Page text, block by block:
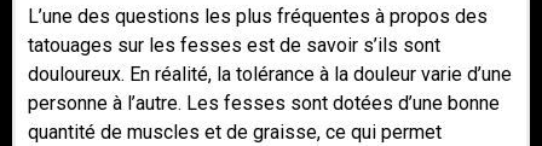
L’une des questions les plus fréquentes à propos des
tatouages sur les fesses est de savoir s’ils sont
douloureux. En réalité, la tolérance à la douleur varie d’une
personne à l’autre. Les fesses sont dotées d’une bonne
quantité de muscles et de graisse, ce qui permet